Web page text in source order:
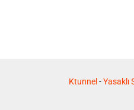
Ktunnel -Yasaklı